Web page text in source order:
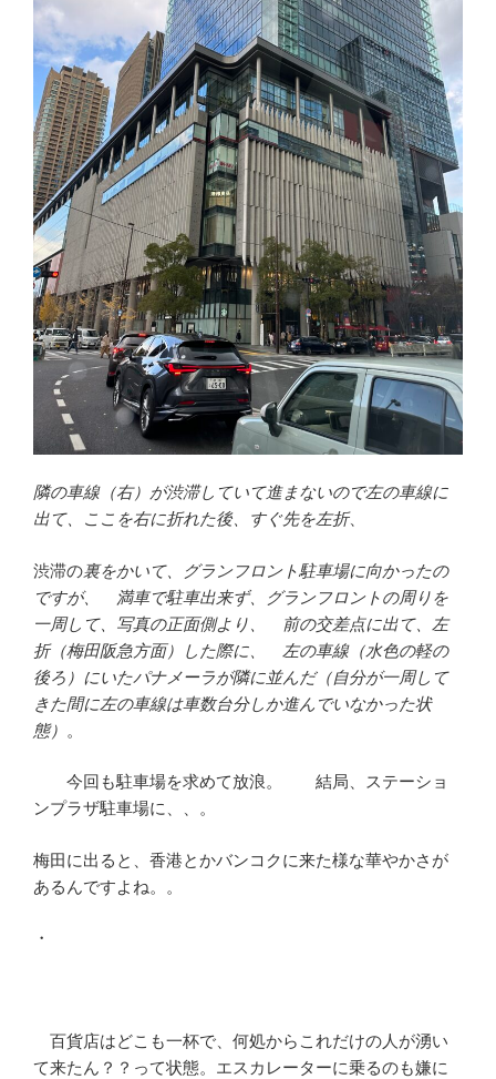
隣の車線（右）が渋滞していて進まないので左の車線に
出て、ここを右に折れた後、すぐ先を左折、
渋滞の裏をかいて、グランフロント駐車場に向かったの
ですが、 満車で駐車出来ず、グランフロントの周りを
一周して、写真の正面側より、 前の交差点に出て、左
折（梅田阪急方面）した際に、 左の車線（水色の軽の
後ろ）にいたパナメーラが隣に並んだ（自分が一周して
きた間に左の車線は車数台分しか進んでいなかった状
態） 。
今回も駐車場を求めて放浪。 結局、ステーショ
ンプラザ駐車場に、、。
梅田に出ると、香港とかバンコクに来た様な華やかさが
あるんですよね。。
・
百貨店はどこも一杯で、何処からこれだけの人が湧い
て来たん？？って状態。エスカレーターに乗るのも嫌に